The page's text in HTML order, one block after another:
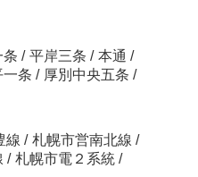
条 / 平岸三条 / 本通 /
一条 / 厚別中央五条 /
線 / 札幌市営南北線 /
/ 札幌市電２系統 /